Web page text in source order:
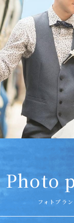
Photo
フォトプラン